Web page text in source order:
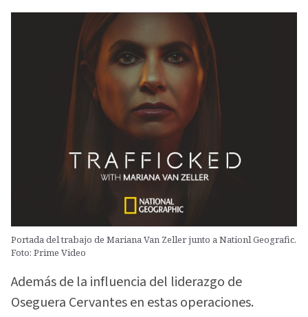
Portada del trabajo de Mariana Van Zeller junto a Nationl Geografic.
Foto: Prime Video
Además de la influencia del liderazgo de
Oseguera Cervantes en estas operaciones.